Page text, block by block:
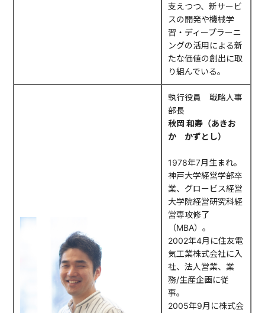
支えつつ、新サービ
スの開発や機械学
習・ディープラーニ
ングの活用による新
たな価値の創出に取
り組んでいる。
執行役員 戦略人事
部長
秋岡 和寿（あきお
か かずとし）
1978年7月生まれ。
神戸大学経営学部卒
業、グロービス経営
大学院経営研究科経
営専攻修了
（MBA）。
2002年4月に住友電
気工業株式会社に入
社、法人営業、業
務/生産企画に従
事。
2005年9月に株式会